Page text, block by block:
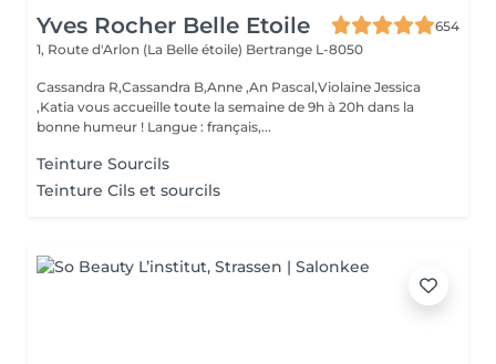
Yves Rocher Belle Etoile
654
1, Route d'Arlon (La Belle étoile) Bertrange L-8050
Cassandra R,Cassandra B,Anne ,An Pascal,Violaine Jessica
,Katia vous accueille toute la semaine de 9h à 20h dans la
bonne humeur ! Langue : français,...
Teinture Sourcils
Teinture Cils et sourcils